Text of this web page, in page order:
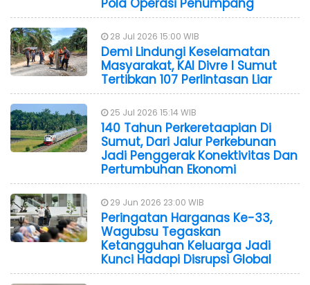
28 Jul 2026 15:00 WIB
Demi Lindungi Keselamatan
Masyarakat, KAI Divre I Sumut
Tertibkan 107 Perlintasan Liar
25 Jul 2026 15:14 WIB
140 Tahun Perkeretaapian Di
Sumut, Dari Jalur Perkebunan
Jadi Penggerak Konektivitas Dan
Pertumbuhan Ekonomi
29 Jun 2026 23:00 WIB
Peringatan Harganas Ke-33,
Wagubsu Tegaskan
Ketangguhan Keluarga Jadi
Kunci Hadapi Disrupsi Global